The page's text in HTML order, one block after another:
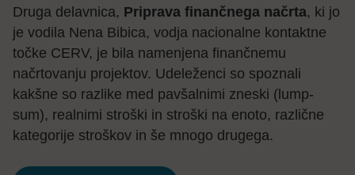
Druga delavnica, Priprava finančnega načrta, ki jo
je vodila Nena Bibica, vodja nacionalne kontaktne
točke CERV, je bila namenjena finančnemu
načrtovanju projektov. Udeleženci so spoznali
kakšne so razlike med pavšalnimi zneski (lump-
sum), realnimi stroški in stroški na enoto, različne
kategorije stroškov in še mnogo drugega.